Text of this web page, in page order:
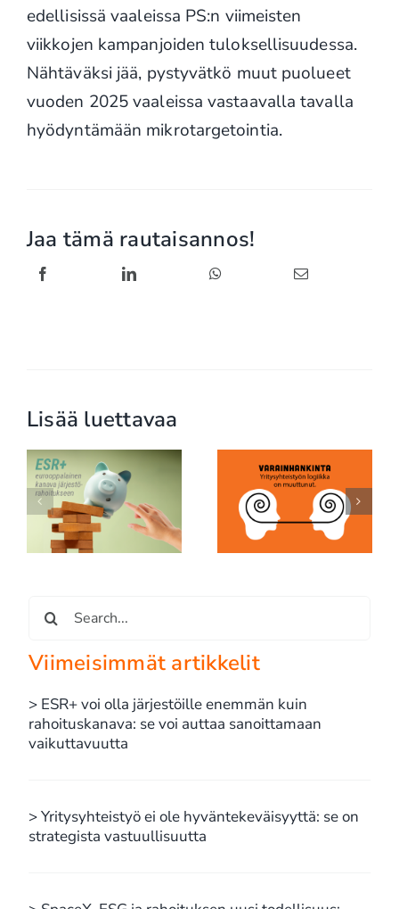
edellisissä vaaleissa PS:n viimeisten
viikkojen kampanjoiden tuloksellisuudessa.
Nähtäväksi jää, pystyvätkö muut puolueet
vuoden 2025 vaaleissa vastaavalla tavalla
hyödyntämään mikrotargetointia.
Jaa tämä rautaisannos!
Lisää luettavaa
Yritysyhteistyö ei ole
hyväntekeväisyyttä: se
on strategista
vastuullisuutta
SpaceX, ESG ja
rahoituksen uusi
todellisuus: edes
maailman rikkaimman
miehen yhtiö ei ole due
diligencen ulkopuolella
Etsi
Viimeisimmät artikkelit
> ESR+ voi olla järjestöille enemmän kuin
rahoituskanava: se voi auttaa sanoittamaan
vaikuttavuutta
> Yritysyhteistyö ei ole hyväntekeväisyyttä: se on
strategista vastuullisuutta